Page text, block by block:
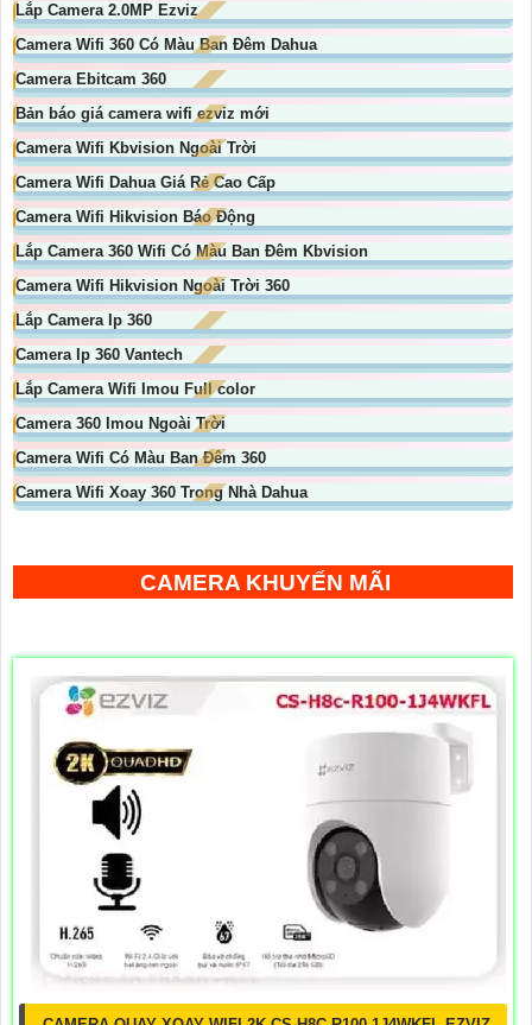
Lắp Camera 2.0MP Ezviz
Camera Wifi 360 Có Màu Ban Đêm Dahua
Camera Ebitcam 360
Bản báo giá camera wifi ezviz mới
Camera Wifi Kbvision Ngoài Trời
Camera Wifi Dahua Giá Rẻ Cao Cấp
Camera Wifi Hikvision Báo Động
Lắp Camera 360 Wifi Có Màu Ban Đêm Kbvision
Camera Wifi Hikvision Ngoài Trời 360
Lắp Camera Ip 360
Camera Ip 360 Vantech
Lắp Camera Wifi Imou Full color
Camera 360 Imou Ngoài Trời
Camera Wifi Có Màu Ban Đêm 360
Camera Wifi Xoay 360 Trong Nhà Dahua
CAMERA KHUYẾN MÃI